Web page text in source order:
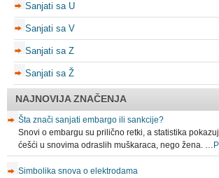
Sanjati sa U
Sanjati sa V
Sanjati sa Z
Sanjati sa Ž
NAJNOVIJA ZNAČENJA
Šta znači sanjati embargo ili sankcije?
Snovi o embargu su prilično retki, a statistika
ćešći u snovima odraslih muškaraca, nego žena. …
Simbolika snova o elektrodama